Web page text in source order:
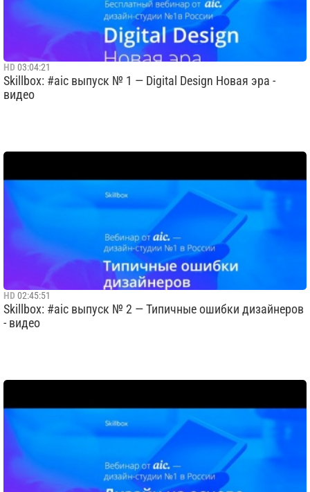
HD 03:04:21
Skillbox: #aic выпуск № 1 — Digital Design Новая эра -
видео
HD 02:45:51
Skillbox: #aic выпуск № 2 — Типичные ошибки дизайнеров
- видео